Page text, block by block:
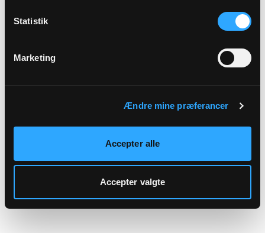
Statistik
Marketing
Ændre mine præferancer
Accepter alle
Accepter valgte